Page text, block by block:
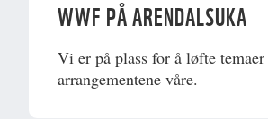
WWF PÅ ARENDALSUKA
Vi er på plass for å løfte
arrangementene våre.